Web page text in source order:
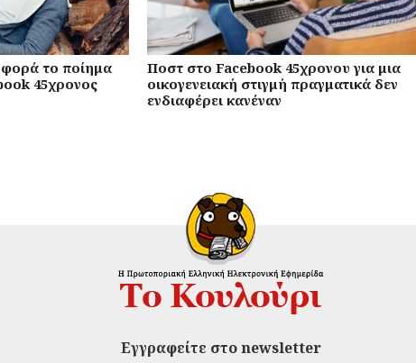
φορά το ποίημα
45χρονος
Ποστ στο Facebook 45χρονου για μια
οικογενειακή στιγμή πραγματικά δεν
ενδιαφέρει κανέναν
Εγγραφείτε στο newsletter